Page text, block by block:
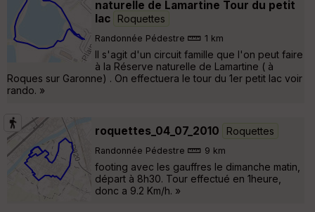
naturelle de Lamartine Tour du petit
lac
Roquettes
Randonnée Pédestre 1 km
Il s'agit d'un circuit famille que l'on peut faire
à la Réserve naturelle de Lamartine ( à
Roques sur Garonne) . On effectuera le tour du 1er petit lac voir
rando. »
roquettes_04_07_2010 Roquettes
Randonnée Pédestre 9 km
footing avec les gauffres le dimanche matin,
départ à 8h30. Tour effectué en 1heure,
donc a 9.2 Km/h. »